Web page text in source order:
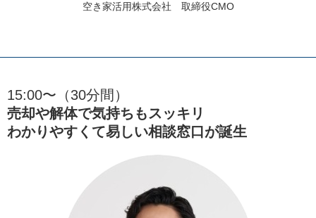
空き家活用株式会社 取締役CMO
15:00〜（30分間）
売却や解体で気持ちもスッキリ
わかりやすくて易しい相談窓口が誕生